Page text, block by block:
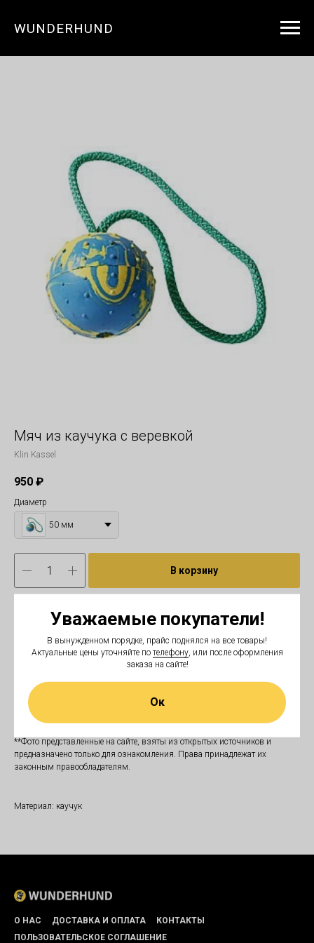
WUNDERHUND
Уважаемые покупатели!
В вынужденном порядке, прайс поднялся на все товары!
Актуальные цены уточняйте по телефону, или после оформления
заказа на сайте!
Ок
Мяч из каучука с веревкой
Klin Kassel
950 ₽
Диаметр
50 мм
В корзину
Многие собаководы давно по достоинству оценили этот продукт немецкой
фирмы Klin Kassel.
Мячи действительно прочные и прослужат вам и вашей собаке долгое
*Внешний вид и комплектация товара может незначительно отличаться
от указанного на рисунке, подробности уточняйте у операторов магазина.
Производитель сохраняет за собой право вносить поправки и изменять
**Фото представленные на сайте, взяты из открытых источников и
предназначено только для ознакомления. Права принадлежат их
законным правообладателям.
Материал: каучук
О НАС ДОСТАВКА И ОПЛАТА
КОНТАКТЫ
ПОЛЬЗОВАТЕЛЬСКОЕ СОГЛАШЕНИЕ